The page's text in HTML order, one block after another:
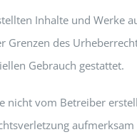
Inhalte und Werke
Grenzen des
Gebrauch gestattet.
nicht vom Betreiber